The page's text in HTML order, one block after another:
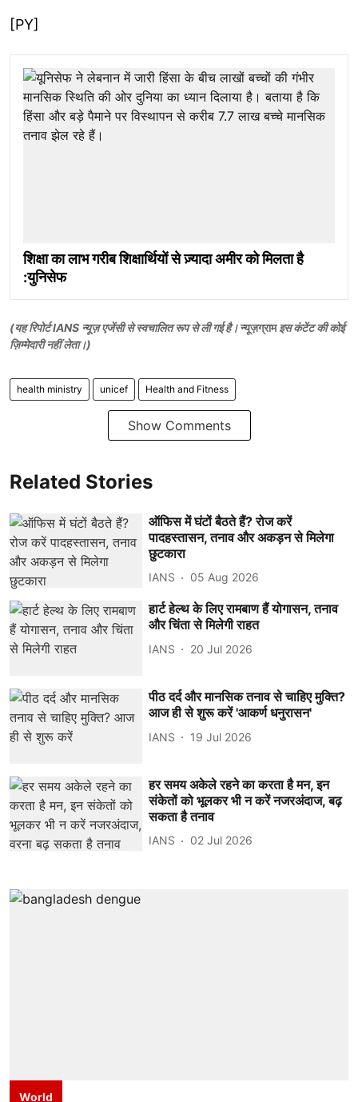
[PY]
शिक्षा का लाभ गरीब शिक्षार्थियों से ज़्यादा अमीर को मिलता है
:युनिसेफ
(यह रिपोर्ट IANS न्यूज़ एजेंसी से स्वचालित रूप से ली गई है।न्यूज़ग्रामइस कंटेंट की कोई
ज़िम्मेदारी नहीं लेता।)
health ministry unicef Health and Fitness
Show Comments
Related Stories
ऑफिस में घंटों बैठते हैं? रोज करें
पादहस्तासन, तनाव और अकड़न से मिलेगा
छुटकारा
IANS 05 Aug 2026
हार्ट हेल्थ के लिए रामबाण हैं योगासन, तनाव
और चिंता से मिलेगी राहत
IANS 20 Jul 2026
पीठ दर्द और मानसिक तनाव से चाहिए मुक्ति?
आज ही से शुरू करें 'आकर्ण धनुरासन'
IANS 19 Jul 2026
हर समय अकेले रहने का करता है मन, इन
संकेतों को भूलकर भी न करें नजरअंदाज, बढ़
सकता है तनाव
IANS 02 Jul 2026
World